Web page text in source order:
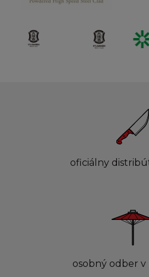
oficiálny
osobný odber v